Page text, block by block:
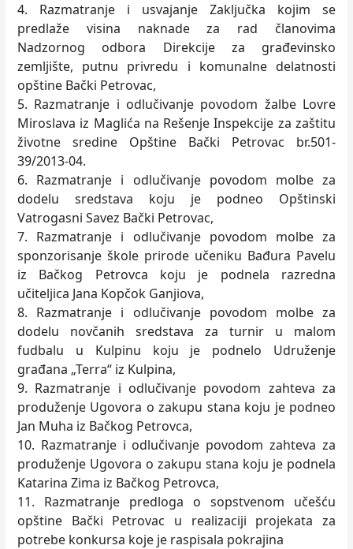
4. Razmatranje i usvajanje Zaključka kojim se
predlaže visina naknade za rad članovima
Nadzornog odbora Direkcije za građevinsko
zemljište, putnu privredu i komunalne delatnosti
opštine Bački Petrovac,
5. Razmatranje i odlučivanje povodom žalbe Lovre
Miroslava iz Maglića na Rešenje Inspekcije za zaštitu
životne sredine Opštine Bački Petrovac br.501-
39/2013-04.
6. Razmatranje i odlučivanje povodom molbe za
dodelu sredstava koju je podneo Opštinski
Vatrogasni Savez Bački Petrovac,
7. Razmatranje i odlučivanje povodom molbe za
sponzorisanje škole prirode učeniku Bađura Pavelu
iz Bačkog Petrovca koju je podnela razredna
učiteljica Jana Kopčok Ganjiova,
8. Razmatranje i odlučivanje povodom molbe za
dodelu novčanih sredstava za turnir u malom
fudbalu u Kulpinu koju je podnelo Udruženje
građana „Terra“ iz Kulpina,
9. Razmatranje i odlučivanje povodom zahteva za
produženje Ugovora o zakupu stana koju je podneo
Jan Muha iz Bačkog Petrovca,
10. Razmatranje i odlučivanje povodom zahteva za
produženje Ugovora o zakupu stana koju je podnela
Katarina Zima iz Bačkog Petrovca,
11. Razmatranje predloga o sopstvenom učešću
opštine Bački Petrovac u realizaciji projekata za
potrebe konkursa koje je raspisala pokrajina